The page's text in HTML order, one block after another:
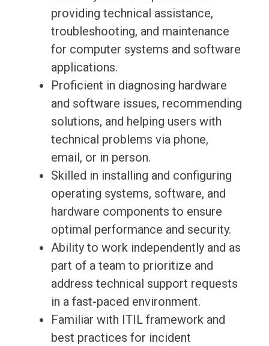
providing technical assistance,
troubleshooting, and maintenance
for computer systems and software
applications.
Proficient in diagnosing hardware
and software issues, recommending
solutions, and helping users with
technical problems via phone,
email, or in person.
Skilled in installing and configuring
operating systems, software, and
hardware components to ensure
optimal performance and security.
Ability to work independently and as
part of a team to prioritize and
address technical support requests
in a fast-paced environment.
Familiar with ITIL framework and
best practices for incident